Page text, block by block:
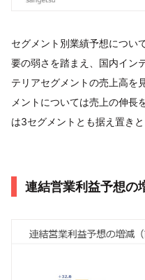
セグメント別業績予想につい
要の弱さを踏まえ、国内イン
テリアセグメントの売上高を
メントについては売上の伸長
は3セグメントとも据え置きと
連結営業利益予想の